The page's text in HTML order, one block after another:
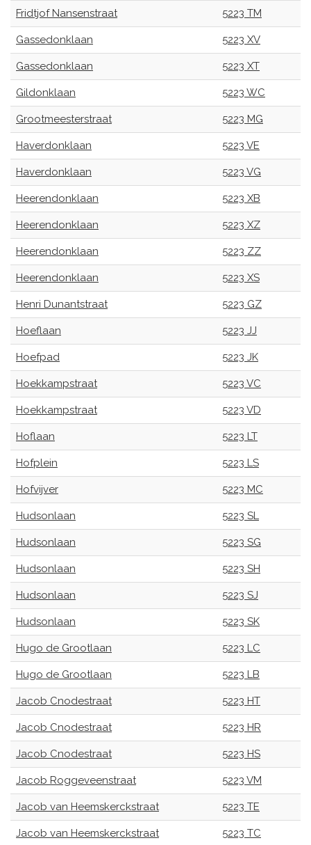
Fridtjof Nansenstraat 5223 TM
Gassedonklaan 5223 XV
Gassedonklaan 5223 XT
Gildonklaan 5223 WC
Grootmeesterstraat 5223 MG
Haverdonklaan 5223 VE
Haverdonklaan 5223 VG
Heerendonklaan 5223 XB
Heerendonklaan 5223 XZ
Heerendonklaan 5223 ZZ
Heerendonklaan 5223 XS
Henri Dunantstraat 5223 GZ
Hoeflaan 5223 JJ
Hoefpad 5223 JK
Hoekkampstraat 5223 VC
Hoekkampstraat 5223 VD
Hoflaan 5223 LT
Hofplein 5223 LS
Hofvijver 5223 MC
Hudsonlaan 5223 SL
Hudsonlaan 5223 SG
Hudsonlaan 5223 SH
Hudsonlaan 5223 SJ
Hudsonlaan 5223 SK
Hugo de Grootlaan 5223 LC
Hugo de Grootlaan 5223 LB
Jacob Cnodestraat 5223 HT
Jacob Cnodestraat 5223 HR
Jacob Cnodestraat 5223 HS
Jacob Roggeveenstraat 5223 VM
Jacob van Heemskerckstraat 5223 TE
Jacob van Heemskerckstraat 5223 TC